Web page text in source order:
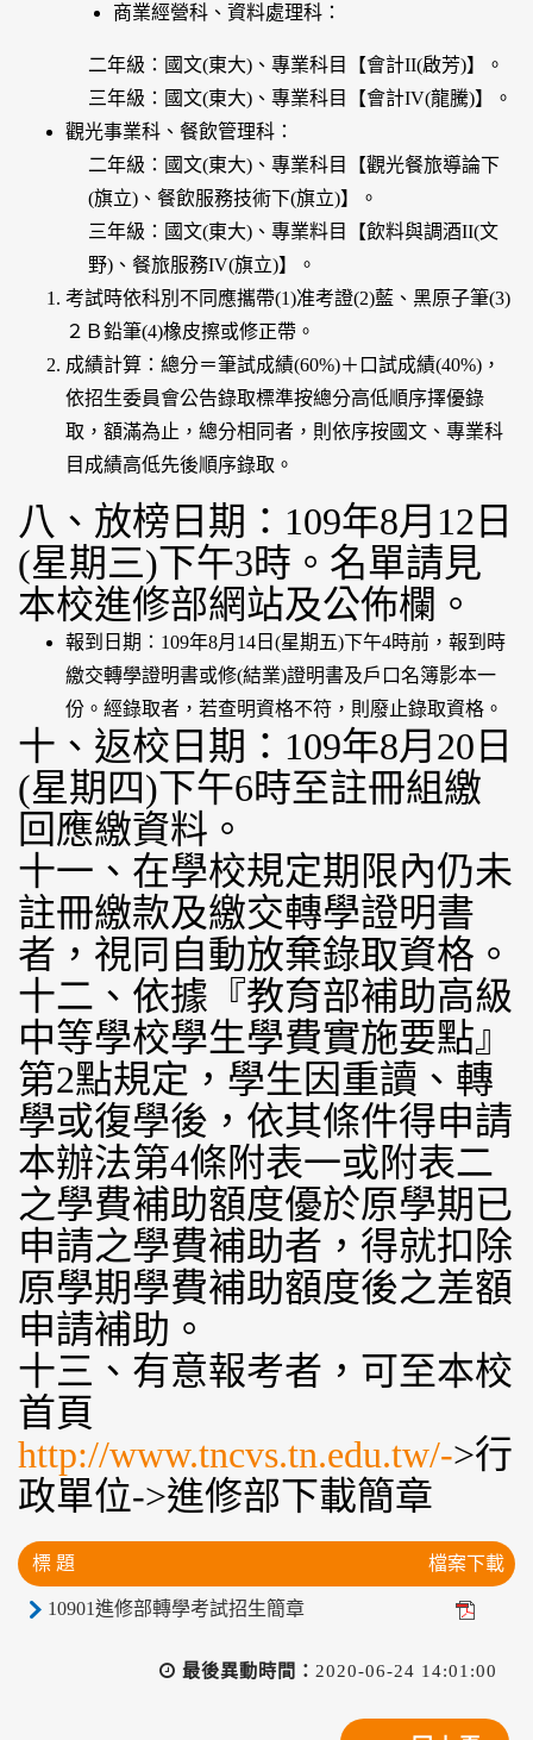
商業經營科、資料處理科：
二年級：國文(東大)、專業科目【會計II(啟芳)】。
三年級：國文(東大)、專業科目【會計IV(龍騰)】。
觀光事業科、餐飲管理科：
二年級：國文(東大)、專業科目【觀光餐旅導論下
(旗立)、餐飲服務技術下(旗立)】。
三年級：國文(東大)、專業料目【飲料與調酒II(文
野)、餐旅服務IV(旗立)】。
考試時依科別不同應攜帶(1)准考證(2)藍、黑原子筆(3)
２Ｂ鉛筆(4)橡皮擦或修正帶。
成績計算：總分＝筆試成績(60%)＋口試成績(40%)，
依招生委員會公告錄取標準按總分高低順序擇優錄
取，額滿為止，總分相同者，則依序按國文、專業科
目成績高低先後順序錄取。
八、放榜日期：109年8月12日
(星期三)下午3時。名單請見
本校進修部網站及公佈欄。
報到日期：109年8月14日(星期五)下午4時前，報到時
繳交轉學證明書或修(結業)證明書及戶口名簿影本一
份。經錄取者，若查明資格不符，則廢止錄取資格。
十、返校日期：109年8月20日
(星期四)下午6時至註冊組繳
回應繳資料。
十一、在學校規定期限內仍未
註冊繳款及繳交轉學證明書
者，視同自動放棄錄取資格。
十二、依據『教育部補助高級
中等學校學生學費實施要點』
第2點規定，學生因重讀、轉
學或復學後，依其條件得申請
本辦法第4條附表一或附表二
之學費補助額度優於原學期已
申請之學費補助者，得就扣除
原學期學費補助額度後之差額
申請補助。
十三、有意報考者，可至本校
首頁
http://www.tncvs.tn.edu.tw/->行
政單位->進修部下載簡章
標 題 檔案下載
10901進修部轉學考試招生簡章
最後異動時間： 2020-06-24 14:01:00